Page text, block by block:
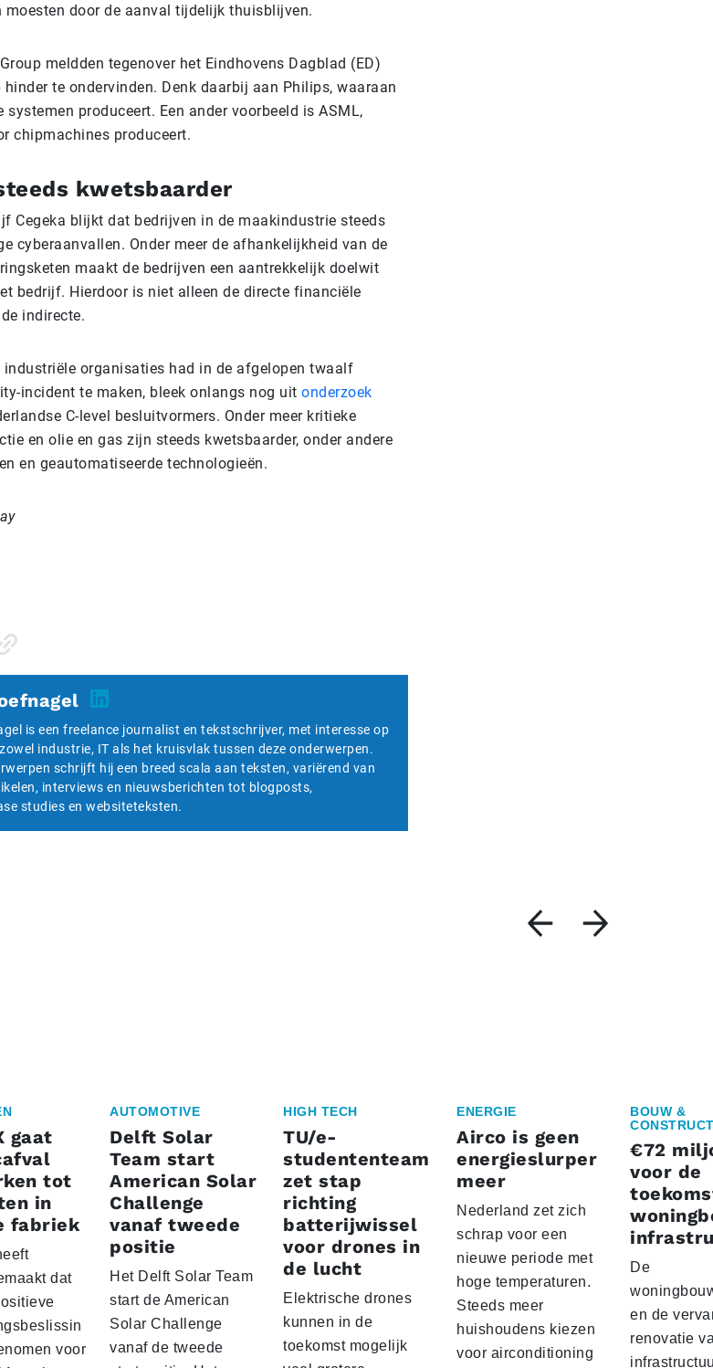
moesten door de aanval tijdelijk thuisblijven.
meldden tegenover het Eindhovens Dagblad (ED)
te ondervinden. Denk daarbij aan Philips, waaraan
produceert. Een ander voorbeeld is ASML,
chipmachines produceert.
kwetsbaarder
Cegeka blijkt dat bedrijven in de maakindustrie steeds
cyberaanvallen. Onder meer de afhankelijkheid van de
maakt de bedrijven een aantrekkelijk doelwit
bedrijf. Hierdoor is niet alleen de directe financiële
indirecte.
organisaties had in de afgelopen twaalf
incident te maken, bleek onlangs nog uit onderzoek
C-level be­sluit­vor­mers. Onder meer kritieke
en olie en gas zijn steeds kwetsbaarder, onder andere
en geautomatiseerde technologieën.
is een freelance journalist en tekstschrijver, met interesse op
industrie, IT als het kruisvlak tussen deze onderwerpen.
schrijft hij een breed scala aan teksten, variërend van
interviews en nieuwsberichten tot blogposts,
studies en websiteteksten.
gaat
tot
in
fabriek
dat
voor
AUTOMOTIVE
Delft Solar
Team start
American Solar
Challenge
vanaf tweede
positie
Het Delft Solar Team
start de American
Solar Challenge
vanaf de tweede
HIGH TECH
TU/e-
studententeam
zet stap
richting
batterijwissel
voor drones in
de lucht
Elektrische drones
kunnen in de
toekomst mogelijk
ENERGIE
Airco is geen
energieslurper
meer
Nederland zet zich
schrap voor een
nieuwe periode met
hoge temperaturen.
Steeds meer
huishoudens kiezen
voor airconditioning
BOUW &
€72
voor de
De
en de
renovatie